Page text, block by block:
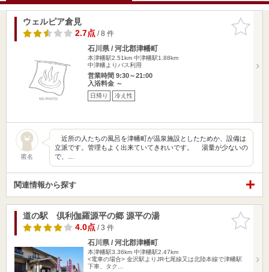
お気に入
りに追加
ウェルピア倉見
2.7点/ 8 件
石川県 / 河北郡津幡町
本津幡駅2.51km 中津幡駅1.88km
中津幡よりバス利用
営業時間 9:30～21:00
入浴料金 ～
日帰り 冷え性
匿名
近所の人たちの風呂を津幡町が温泉施設としたためか、設備は
立派です。管理もよく出来ていてきれいです。 湯量が少ないの
で、…
関連情報から探す
お気に入
りに追加
道の駅 倶利伽羅源平の郷 源平の湯
4.0点/ 3 件
石川県 / 河北郡津幡町
本津幡駅3.36km 中津幡駅2.47km
<電車の場合> 金沢駅よりJR七尾線又は北陸本線で津幡駅
下車、タク…